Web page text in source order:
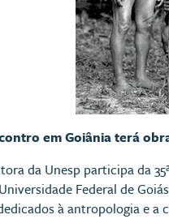
em Goiânia terá
da Unesp participa da
Federal de
à antropologia e a